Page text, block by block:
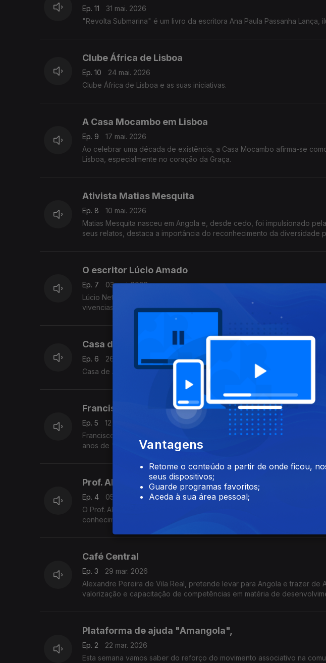
Ep. 11
31 mai. 2026
"Revolta Submarina" é um livro da escritora Ana Paula Passanha
Clube África de Lisboa
Ep. 10
24 mai. 2026
Clube África de Lisboa e as suas iniciativas.
A Casa Mocambo em Lisboa
Ep. 9
17 mai. 2026
Ao celebrar uma década de existência, a Casa Mocambo afirma-se
Lisboa, especialmente no coração da Graça.
Ativista Matias Mesquita
Ep. 8
10 mai. 2026
Matias Mesquita nasceu em Angola e, desde cedo, foi impulsionado
seus relatos, destaca a importância do reconhecimento da diversidade
O escritor Lúcio Amado
Ep. 7
03 mai. 2026
Lúcio Neto Amado, filho de STP, nascido em Conceição no ano de
vivencias em Portugal onde viveu e trabalhou, tal como em Timor-Leste e
Casa de Angola de Coimbra
Ep. 6
26 abr. 2026
Casa de Angola de Coimbra, um contexto diferente da casa de Lisboa e
Francisco César Gonçalves
Ep. 5
12 abr. 2026
Francisco César Gonçalves, mais conhecido por Chico César, é o
anos de "Aos Vivos" o seu primeiro álbum.
Prof. Abreu Paxe
Ep. 4
05 abr. 2026
O Prof. Abreu Paxe fala da construção de um modo angolano de fazer
conhecimento necessário para tal. que passa pelas línguas africanas.
Café Central
Ep. 3
29 mar. 2026
Alexandre Pereira de Vila Real, pretende levar para Angola e trazer de
valorização e capacitação de competências em matéria de
Plataforma de ajuda "Amangola",
Ep. 2
22 mar. 2026
Esta semana vamos saber do reforço do movimento associativo na
Vantagens
Retome o conteúdo a partir de onde ficou,
seus dispositivos;
Guarde programas favoritos;
Aceda à sua área pessoal;